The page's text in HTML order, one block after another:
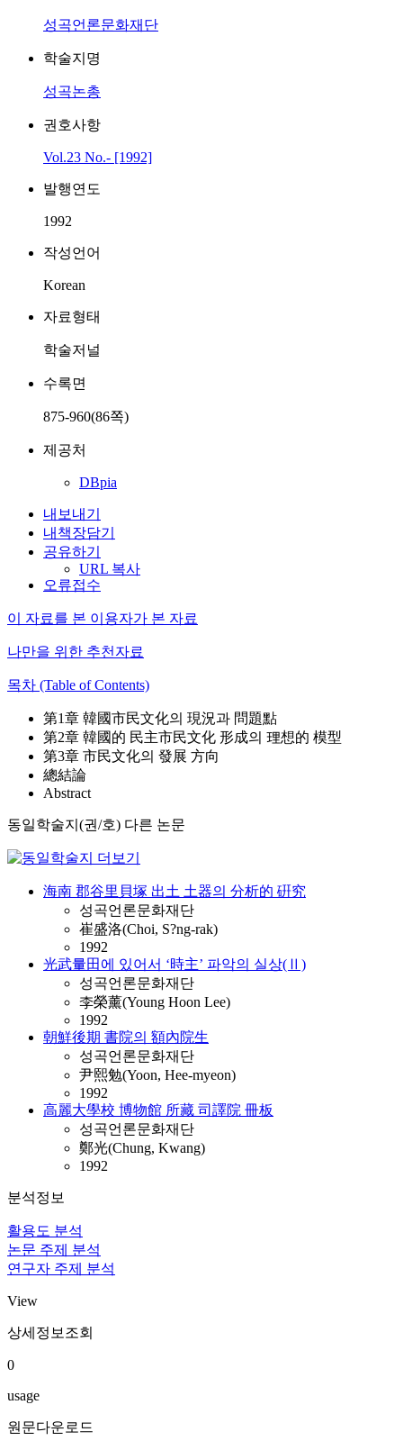
성곡언론문화재단
학술지명
성곡논총
권호사항
Vol.23 No.- [1992]
발행연도
1992
작성언어
Korean
자료형태
학술저널
수록면
875-960(86쪽)
제공처
DBpia
내보내기
내책장담기
공유하기
URL 복사
오류접수
이 자료를 본 이용자가 본 자료
나만을 위한 추천자료
목차 (Table of Contents)
第1章 韓國市民文化의 現況과 問題點
第2章 韓國的 民主市民文化 形成의 理想的 模型
第3章 市民文化의 發展 方向
總結論
Abstract
동일학술지(권/호) 다른 논문
海南 郡谷里貝塚 出土 土器의 分析的 硏究
성곡언론문화재단
崔盛洛(Choi, S?ng-rak)
1992
光武量田에 있어서 ‘時主’ 파악의 실상(Ⅱ)
성곡언론문화재단
李榮薰(Young Hoon Lee)
1992
朝鮮後期 書院의 額內院生
성곡언론문화재단
尹熙勉(Yoon, Hee-myeon)
1992
高麗大學校 博物館 所藏 司譯院 冊板
성곡언론문화재단
鄭光(Chung, Kwang)
1992
분석정보
활용도 분석
논문 주제 분석
연구자 주제 분석
View
상세정보조회
0
usage
원문다운로드